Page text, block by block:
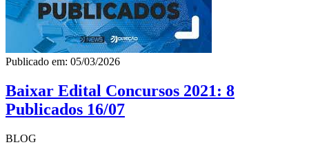
Publicado em: 05/03/2026
Baixar Edital Concursos 2021: 8
Publicados 16/07
BLOG